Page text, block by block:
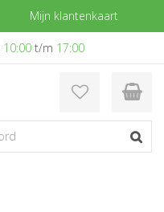
Mijn klantenkaart
10:00t/m 17:00